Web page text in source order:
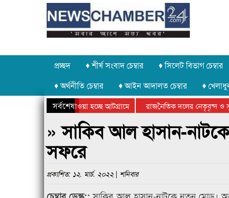
প্রচ্ছদ ♦ শীর্ষ সংবাদ চেম্বার ♦ সিলেট বিভাগ চেম্বার
♦ অর্থনীতি চেম্বার
♦ আইন আদালত চেম্বার ♦
সর্বশেষ
চুরি করে নিয়ে যাওয়া হচ্ছে আটগ্রামে রাজনৈতিক দলের নেতৃবৃন্দ ও
ক্রীড়া প্রতিযোগিতার পুরস্কার বিতরণ সম্পন্ন
সিলেটে বাংলাদেশ গ্রুপ
» সাকিব আল হাসান-
সফরে
প্রকাশিত: ১২. মার্চ. ২০২২ | শনিবার